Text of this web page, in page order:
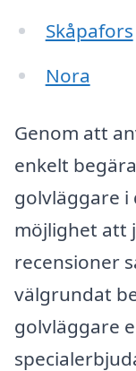
Skåpafors
Nora
Genom att
enkelt
golvläggare i
möjlighet att
recensioner
välgrundat
golvläggare